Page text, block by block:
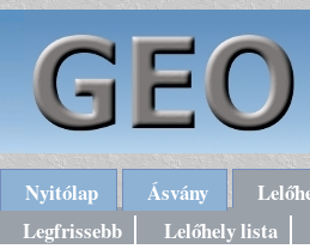
Nyitólap Ásvány
Legfrissebb
Lelőhely lista